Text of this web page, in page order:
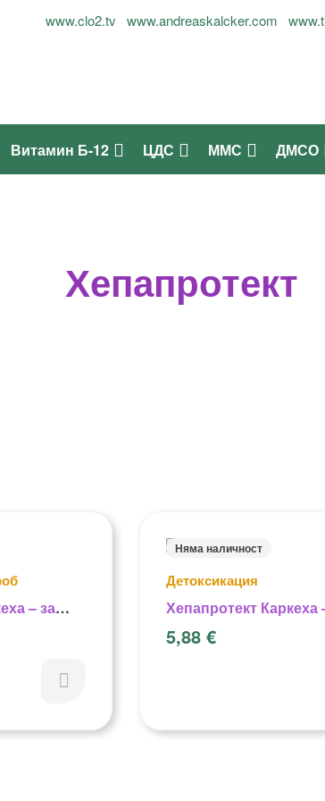
- 0899937677
www.clo2.tv www.andreaskalcker.com
Витамин Б-12 ЦДС ММС ДМСО
Хепапротект
– за
Няма наличност
Детоксикация
Хепапротект Каркеха
5,88 €